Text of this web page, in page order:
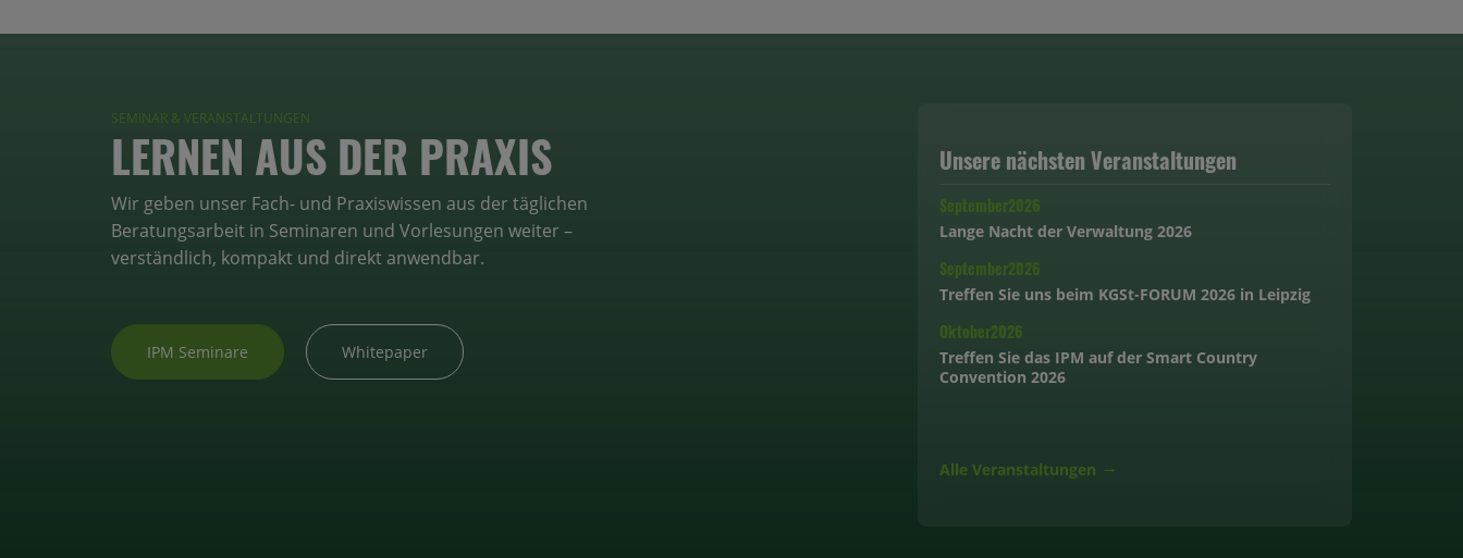
SEMINAR & VERANSTALTUNGEN
LERNEN AUS DER PRAXIS
Wir geben unser Fach- und Praxiswissen aus der täglichen
Beratungsarbeit in Seminaren und Vorlesungen weiter –
verständlich, kompakt und direkt anwendbar.
IPM Seminare Whitepaper
Unsere nächsten Veranstaltungen
September2026
Lange Nacht der Verwaltung 2026
September2026
Treffen Sie uns beim KGSt-FORUM 2026 in Leipzig
Oktober2026
Treffen Sie das IPM auf der Smart Country
Convention 2026
Alle Veranstaltungen